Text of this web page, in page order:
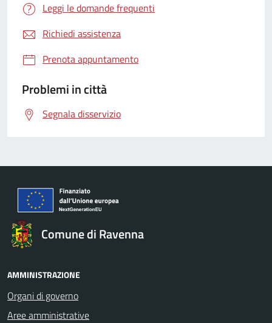
Leggi le domande frequenti
Richiedi assistenza
Prenota appuntamento
Problemi in città
Segnala disservizio
Comune di Ravenna
AMMINISTRAZIONE
Organi di governo
Aree amministrative